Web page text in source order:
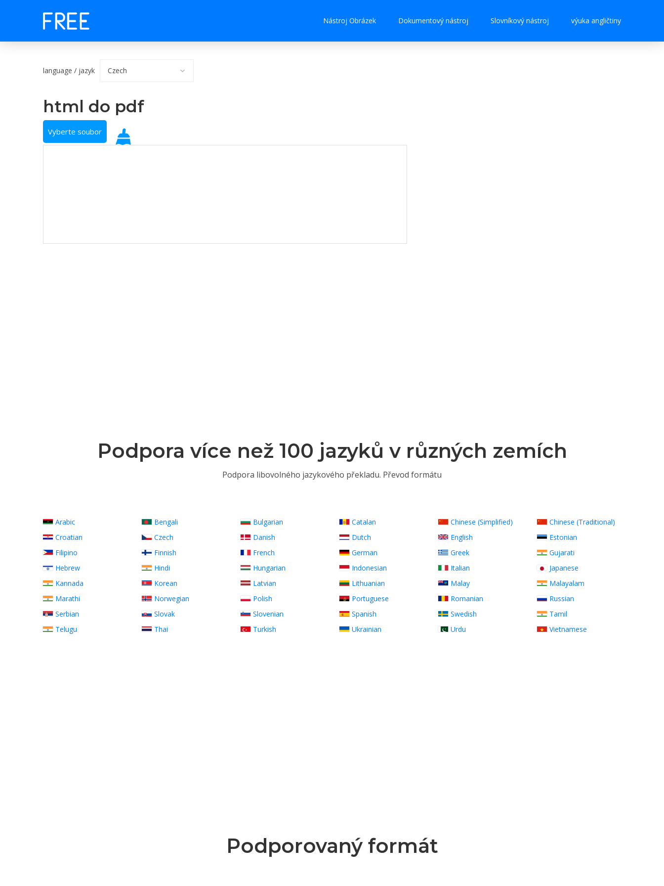
Nástroj Obrázek Dokumentový nástroj Slovníkový nástroj výuka angličtiny
language / jazyk
html do pdf
Vyberte soubor
Podpora více než 100 jazyků v různých zemích
Podpora libovolného jazykového překladu. Převod formátu
Arabic Bengali Bulgarian Catalan Chinese (Simplified)
Chinese (Traditional)
Croatian
Czech Danish Dutch English
Estonian
Filipino
Finnish French German Greek
Gujarati
Hebrew
Hindi Hungarian Indonesian Italian
Japanese
Kannada
Korean Latvian Lithuanian Malay
Malayalam
Marathi
Norwegian Polish Portuguese Romanian
Russian
Serbian
Slovak Slovenian Spanish Swedish
Tamil
Telugu
Thai Turkish Ukrainian Urdu Vietnamese
Podporovaný formát